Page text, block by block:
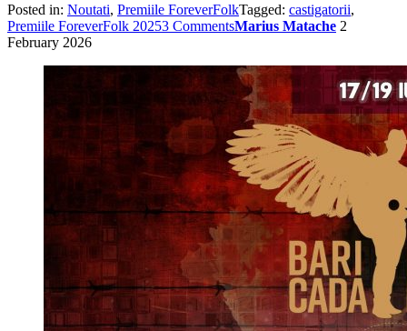
Posted in: Noutati, Premiile ForeverFolkTagged: castigatorii,
Premiile ForeverFolk 20253 CommentsMarius Matache 2
February 2026